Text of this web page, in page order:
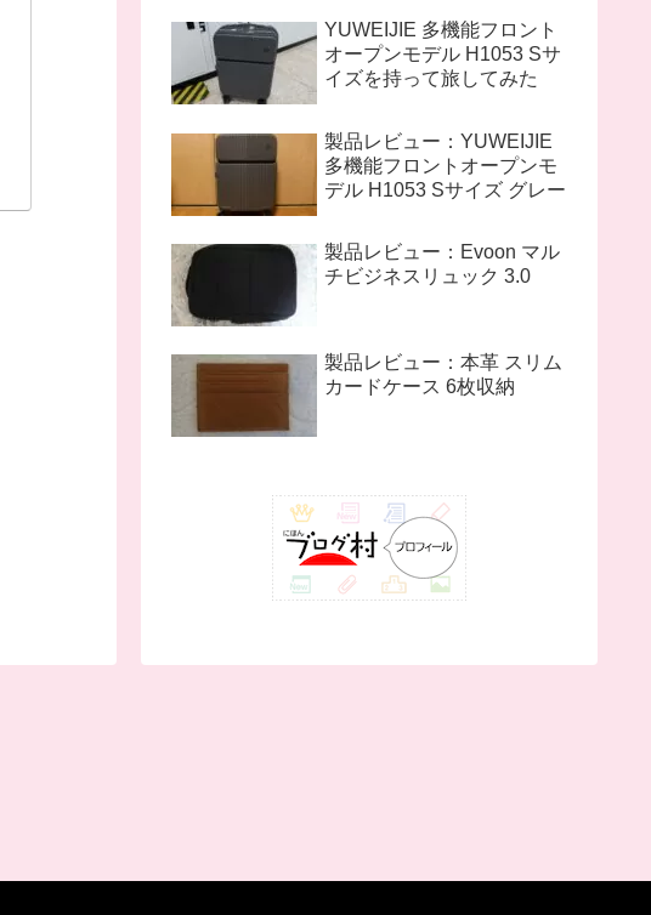
YUWEIJIE 多機能フロント
オープンモデル H1053 Sサ
イズを持って旅してみた
製品レビュー：YUWEIJIE
多機能フロントオープンモ
デル H1053 Sサイズ グレー
製品レビュー：Evoon マル
チビジネスリュック 3.0
製品レビュー：本革 スリム
カードケース 6枚収納